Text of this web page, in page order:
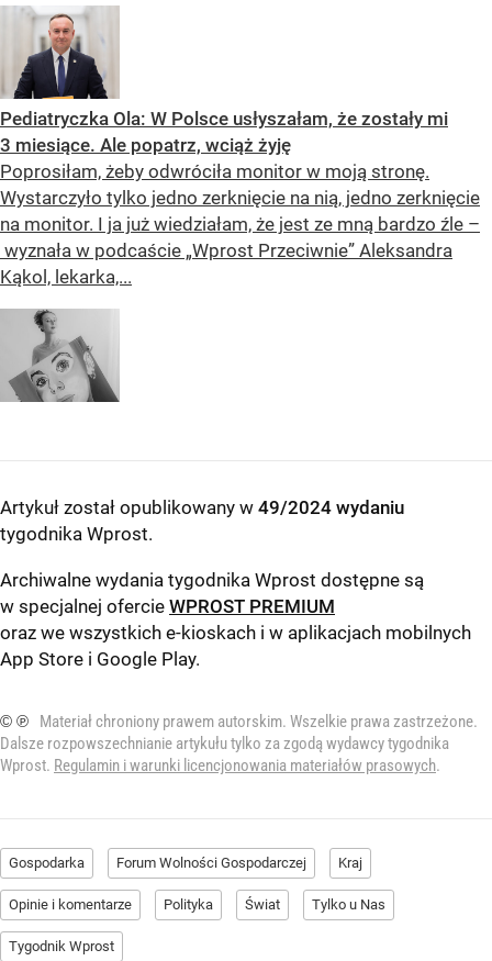
Pediatryczka Ola: W Polsce usłyszałam, że zostały mi
3 miesiące. Ale popatrz, wciąż żyję
Poprosiłam, żeby odwróciła monitor w moją stronę.
Wystarczyło tylko jedno zerknięcie na nią, jedno zerknięcie
na monitor. I ja już wiedziałam, że jest ze mną bardzo źle –
wyznała w podcaście „Wprost Przeciwnie” Aleksandra
Kąkol, lekarka,...
Artykuł został opublikowany w 49/2024 wydaniu
tygodnika Wprost.
Archiwalne wydania tygodnika Wprost dostępne są
w specjalnej ofercie WPROST PREMIUM
oraz we wszystkich e-kioskach i w aplikacjach mobilnych
App Store i Google Play.
© ℗
Materiał chroniony prawem autorskim. Wszelkie prawa zastrzeżone.
Dalsze rozpowszechnianie artykułu tylko za zgodą wydawcy tygodnika
Wprost. Regulamin i warunki licencjonowania materiałów prasowych.
Gospodarka Forum Wolności Gospodarczej Kraj
Opinie i komentarze Polityka Świat Tylko u Nas
Tygodnik Wprost